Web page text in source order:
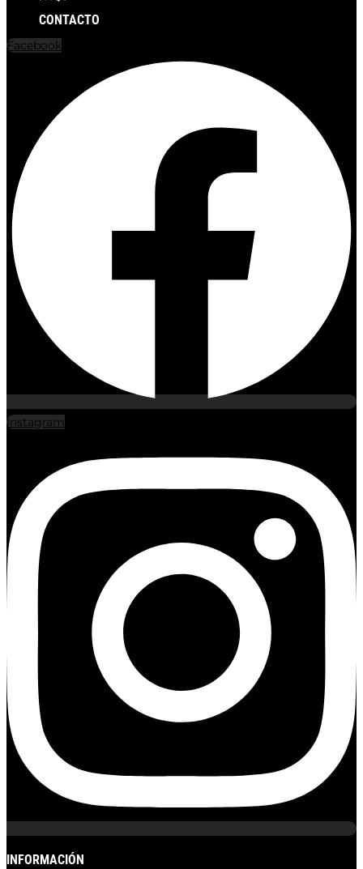
CONTACTO
Facebook
Instagram
INFORMACIÓN